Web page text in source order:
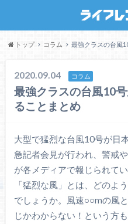
トップ コラム 最強クラスの台風
2020.09.04 コラム
最強クラスの台風10
ることまとめ
大型で猛烈な台風10号が日
急記者会見が行われ、警戒
が各メディアで報じられて
「猛烈な風」とは、どのよ
でしょうか。風速○○mの風
じかわからない！という方